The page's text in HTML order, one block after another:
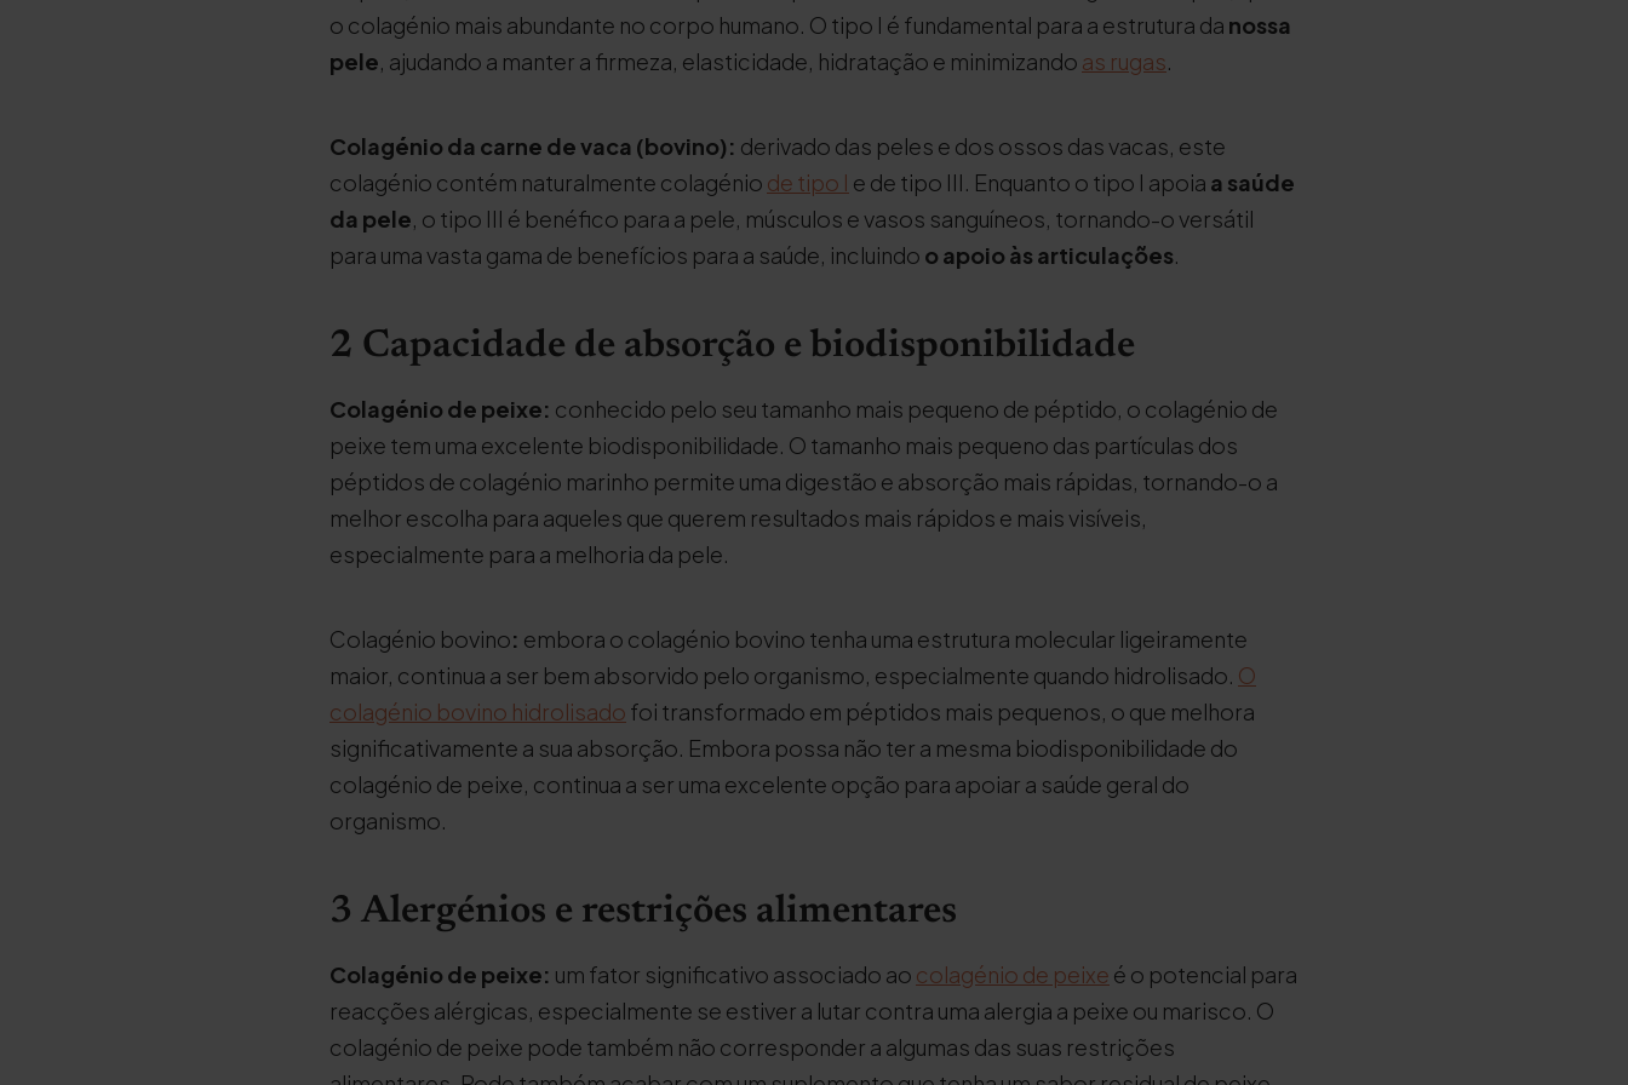
o colagénio mais abundante no corpo humano. O tipo I é fundamental para a estrutura da nossa
pele, ajudando a manter a firmeza, elasticidade, hidratação e minimizando as rugas.
Colagénio da carne de vaca (bovino): derivado das peles e dos ossos das vacas, este
colagénio contém naturalmente colagénio de tipo I e de tipo III. Enquanto o tipo I apoia a saúde
da pele, o tipo III é benéfico para a pele, músculos e vasos sanguíneos, tornando-o versátil
para uma vasta gama de benefícios para a saúde, incluindo o apoio às articulações.
2 Capacidade de absorção e biodisponibilidade
Colagénio de peixe: conhecido pelo seu tamanho mais pequeno de péptido, o colagénio de
peixe tem uma excelente biodisponibilidade. O tamanho mais pequeno das partículas dos
péptidos de colagénio marinho permite uma digestão e absorção mais rápidas, tornando-o a
melhor escolha para aqueles que querem resultados mais rápidos e mais visíveis,
especialmente para a melhoria da pele.
Colagénio bovino: embora o colagénio bovino tenha uma estrutura molecular ligeiramente
maior, continua a ser bem absorvido pelo organismo, especialmente quando hidrolisado. O
colagénio bovino hidrolisado foi transformado em péptidos mais pequenos, o que melhora
significativamente a sua absorção. Embora possa não ter a mesma biodisponibilidade do
colagénio de peixe, continua a ser uma excelente opção para apoiar a saúde geral do
organismo.
3 Alergénios e restrições alimentares
Colagénio de peixe: um fator significativo associado ao colagénio de peixe é o potencial para
reacções alérgicas, especialmente se estiver a lutar contra uma alergia a peixe ou marisco. O
colagénio de peixe pode também não corresponder a algumas das suas restrições